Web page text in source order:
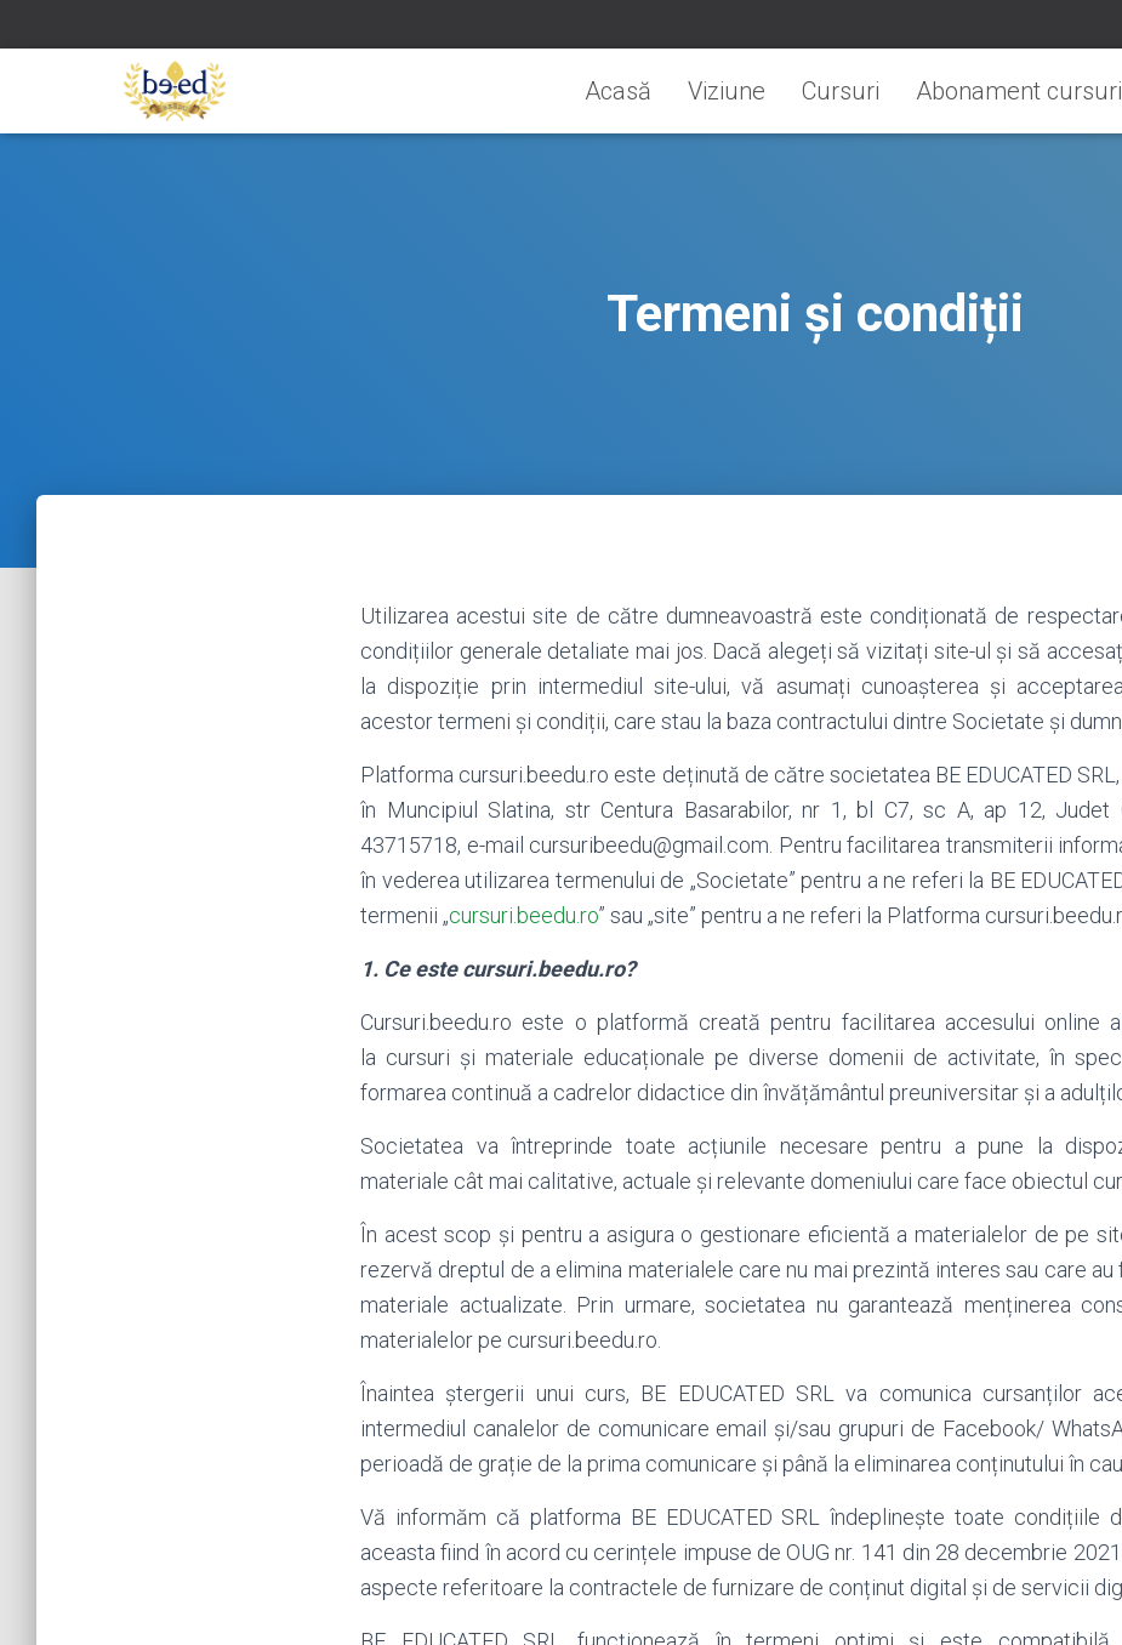
Acasă Viziune Cursuri Abonament cursuri
Termeni și condiții
Utilizarea acestui site de către dumneavoastră este condiționată de
condițiilor generale detaliate mai jos. Dacă alegeți să vizitați site-ul și să
la dispoziție prin intermediul site-ului, vă asumați cunoașterea și
acestor termeni și condiții, care stau la baza contractului dintre Societate și
Platforma cursuri.beedu.ro este deținută de către societatea BE EDUCATED
în Muncipiul Slatina, str Centura Basarabilor, nr 1, bl C7, sc A, ap 12, Judet
43715718, e-mail cursuribeedu@gmail.com. Pentru facilitarea transmiterii
în vederea utilizarea termenului de „Societate” pentru a ne referi la BE
termenii „cursuri.beedu.ro” sau „site” pentru a ne referi la Platforma
1. Ce estecursuri.beedu.ro?
Cursuri.beedu.ro este o platformă creată pentru facilitarea accesului online
la cursuri și materiale educaționale pe diverse domenii de activitate, în
formarea continuă a cadrelor didactice din învățământul preuniversitar și a
Societatea va întreprinde toate acțiunile necesare pentru a pune la
materiale cât mai calitative, actuale și relevante domeniului care face obiectul
În acest scop și pentru a asigura o gestionare eficientă a materialelor de pe
rezervă dreptul de a elimina materialele care nu mai prezintă interes sau care
materiale actualizate. Prin urmare, societatea nu garantează menținerea
materialelor pe cursuri.beedu.ro.
Înaintea ștergerii unui curs, BE EDUCATED SRL va comunica cursanților
intermediul canalelor de comunicare email și/sau grupuri de Facebook/
perioadă de grație de la prima comunicare și până la eliminarea conținutului în
Vă informăm că platforma BE EDUCATED SRL îndeplinește toate condițiile
aceasta fiind în acord cu cerințele impuse de OUG nr. 141 din 28 decembrie
aspecte referitoare la contractele de furnizare de conținut digital și de servicii